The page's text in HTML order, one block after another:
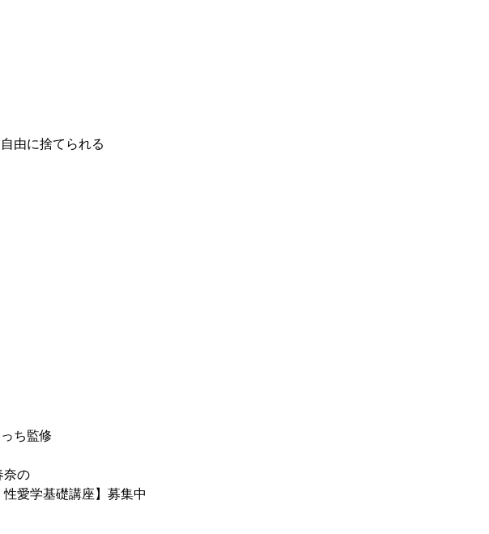
由に捨てられる
ち監修
奈の
性愛学基礎講座】募集中